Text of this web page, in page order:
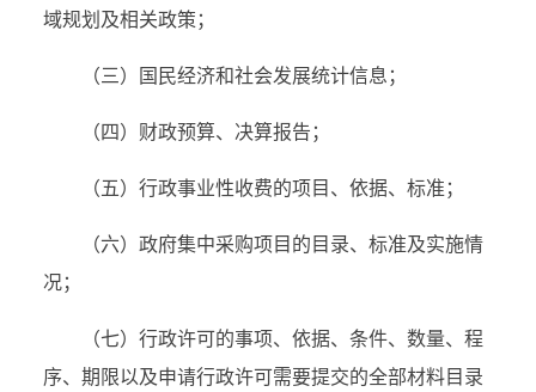
域规划及相关政策；
（三）国民经济和社会发展统计信息；
（四）财政预算、决算报告；
（五）行政事业性收费的项目、依据、标准；
（六）政府集中采购项目的目录、标准及实施情
况；
（七）行政许可的事项、依据、条件、数量、程
序、期限以及申请行政许可需要提交的全部材料目录